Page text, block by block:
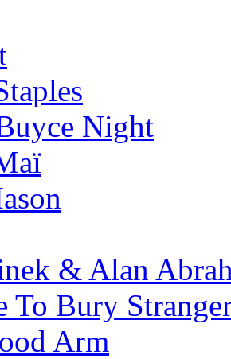
Night
& Alan
To Bury
Arm